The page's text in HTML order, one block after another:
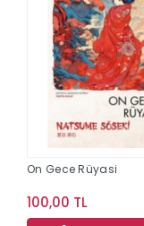
On Gece Rüyasi
100,00 TL